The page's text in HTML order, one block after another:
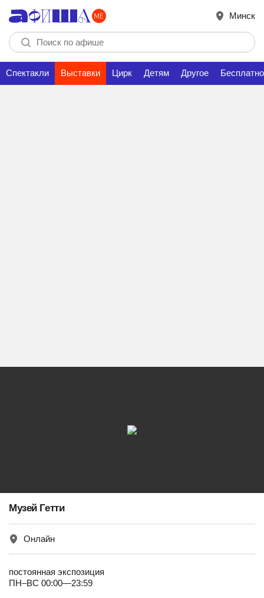
Минск
Спектакли Выставки Цирк Детям Другое Бесплатно
Музей Гетти
Онлайн
постоянная экспозиция
ПН–ВС 00:00—23:59